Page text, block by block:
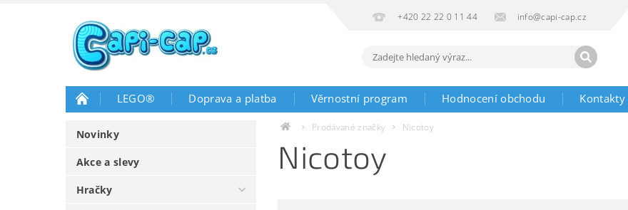
+420 22 22 0 11 44 info@capi-cap.cz
LEGO® Doprava a platba Věrnostní program Hodnocení obchodu Kontakty
Novinky
Akce a slevy
Hračky
Prodávané značky Nicotoy
Nicotoy